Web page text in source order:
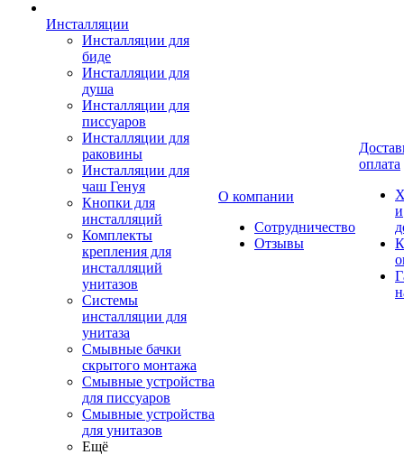
Инсталляции
Инсталляции для
биде
Инсталляции для
душа
Инсталляции для
писсуаров
Инсталляции для
раковины
Инсталляции для
чаш Генуя
Кнопки для
инсталляций
Комплекты
крепления для
инсталляций
унитазов
Системы
инсталляции для
унитаза
Смывные бачки
скрытого монтажа
Смывные устройства
для писсуаров
Смывные устройства
для унитазов
Ещё
О компании
Сотрудничество
Отзывы
оплата
и